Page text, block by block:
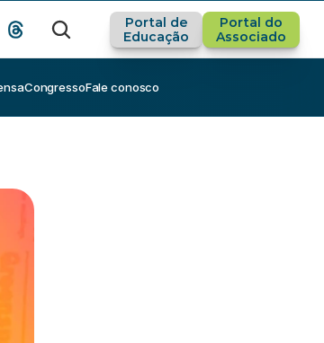
Portal de
Educação
Portal do
Associado
CongressoFale conosco